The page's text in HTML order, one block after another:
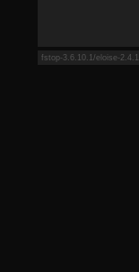
fstop-3.6.10.1/eloise-